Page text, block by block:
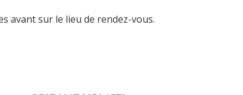
avant sur le lieu de rendez-vous.